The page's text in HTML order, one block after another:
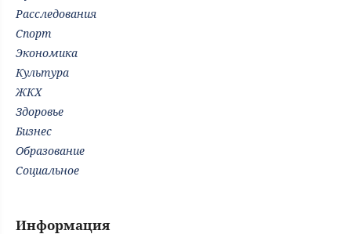
Расследования
Спорт
Экономика
Культура
ЖКХ
Здоровье
Бизнес
Образование
Социальное
Информация